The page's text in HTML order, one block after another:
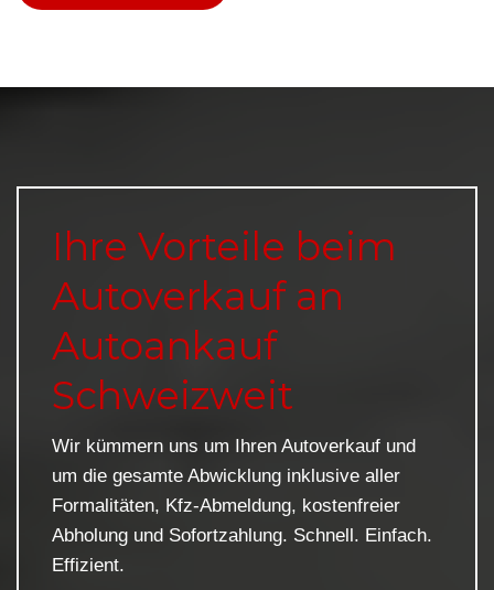
Ihre Vorteile beim
Autoverkauf an
Autoankauf
Schweizweit
Wir kümmern uns um Ihren Autoverkauf und
um die gesamte Abwicklung inklusive aller
Formalitäten, Kfz-Abmeldung, kostenfreier
Abholung und Sofortzahlung. Schnell. Einfach.
Effizient.